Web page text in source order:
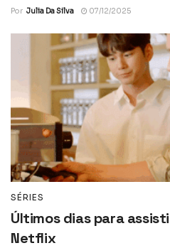
Por Julia Da Silva 07/12/2025
SÉRIES
Últimos dias para
Netflix